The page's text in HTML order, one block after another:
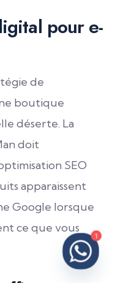
pour e-
de
boutique
déserte. La
doit
SEO
apparaissent
Google lorsque
ce que vous
1